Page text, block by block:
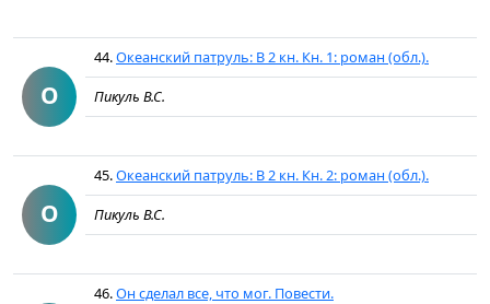
О
44.Океанский патруль: В 2 кн. Кн. 1: роман (обл.).
Пикуль В.С.
О
45.Океанский патруль: В 2 кн. Кн. 2: роман (обл.).
Пикуль В.С.
46.Он сделал все, что мог. Повести.